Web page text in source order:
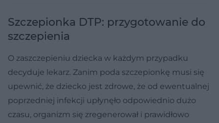
Szczepionka DTP: przygotowanie do
szczepienia
O zaszczepieniu dziecka w każdym przypadku
decyduje lekarz. Zanim poda szczepionkę musi się
upewnić, że dziecko jest zdrowe, że od ewentualnej
poprzedniej infekcji upłynęło odpowiednio dużo
czasu, organizm się zregenerował i prawidłowo